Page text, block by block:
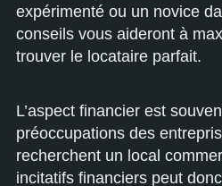
expérimenté ou un novice
conseils vous aideront à
trouver le locataire parfait.
L’aspect financier est
préoccupations des
recherchent un local
incitatifs financiers peut